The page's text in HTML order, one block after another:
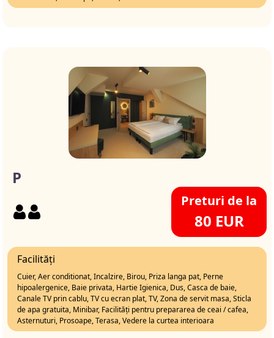
P
Preturi de la
80 EUR
Facilități
Cuier, Aer conditionat, Incalzire, Birou, Priza langa pat, Perne
hipoalergenice, Baie privata, Hartie Igienica, Dus, Casca de baie,
Canale TV prin cablu, TV cu ecran plat, TV, Zona de servit masa, Sticla
de apa gratuita, Minibar, Facilități pentru prepararea de ceai / cafea,
Asternuturi, Prosoape, Terasa, Vedere la curtea interioara